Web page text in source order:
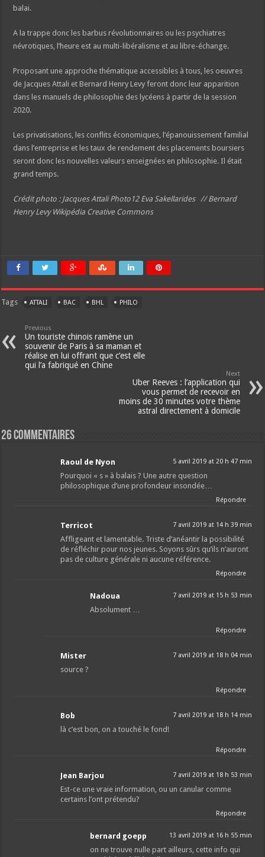
balai.
A la trappe donc les barbus révolutionnaires ou les psychiatres
névrotiques, l’heure est au multi-libéralisme et au libre-échange.
Proposant une approche thématique accessibles à tous, les oeuvres
de Jacques Attali et Bernard Henry Levy feront donc leur apparition
dans les manuels de philosophie des lycéens à partir de la session
2020.
Les privatisations, les conflits économiques, l’épanouissement familial
dans l’entreprise et les taux de rendement des placements boursiers
seront donc les nouvelles valeurs enseignées en philosophie. Il était
grand temps.
Crédit photo : Jacques Attali Photo12 Eva Sakellarides // Bernard
Henry Levy Wikipédia Creative Commons
Tags ATTALI BAC BHL PHILO
Previous
Un touriste chinois ramène un
souvenir de Paris à sa maman et
réalise en lui offrant que c’est elle
qui l’a fabriqué en Chine
Next
Uber Reeves : l’application qui
vous permet de recevoir en
moins de 30 minutes votre thème
astral directement à domicile
26 Commentaires
Raoul de Nyon 5 avril 2019 at 20 h 47 min
Pourquoi « s » à balais ? Une autre question
philosophique d’une profondeur insondée…
Répondre
Terricot 7 avril 2019 at 14 h 39 min
Affligeant et lamentable. Triste d’anéantir la possibilité
de réfléchir pour nos jeunes. Soyons sûrs qu’ils n’auront
pas de culture générale ni aucune référence.
Répondre
Nadoua 7 avril 2019 at 15 h 53 min
Absolument …
Répondre
Mister 7 avril 2019 at 18 h 04 min
source ?
Répondre
Bob 7 avril 2019 at 18 h 14 min
là c’est bon, on a touché le fond!
Répondre
Jean Barjou 7 avril 2019 at 18 h 53 min
Est-ce une vraie information, ou un canular comme
certains l’ont prétendu?
Répondre
bernard goepp 13 avril 2019 at 16 h 55 min
on ne trouve nulle part ailleurs, cette info qui